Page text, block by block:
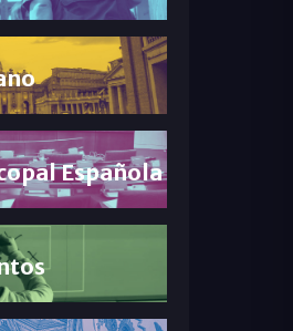
Española